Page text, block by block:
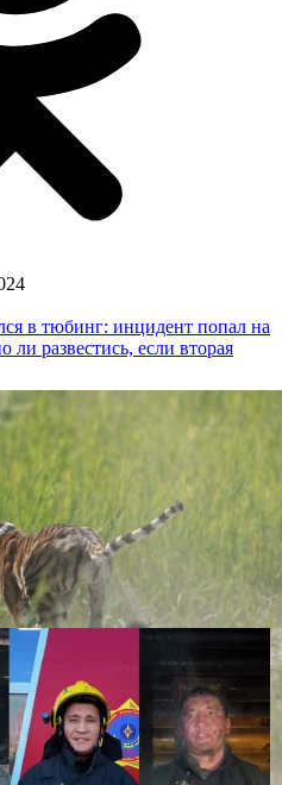
в тюбинг: инцидент попал на
развестись, если вторая